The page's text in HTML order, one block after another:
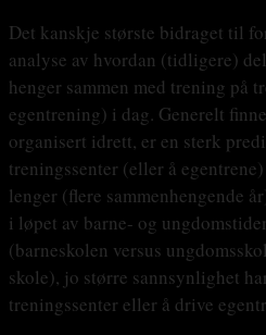
Det kanskje største bidraget til
analyse av hvordan (tidligere)
henger sammen med trening på
egentrening) i dag. Generelt
organisert idrett, er en sterk
treningssenter (eller å
lenger (flere sammenhengende
i løpet av barne- og
(barneskolen versus
skole), jo større sannsynlighet
treningssenter eller å drive